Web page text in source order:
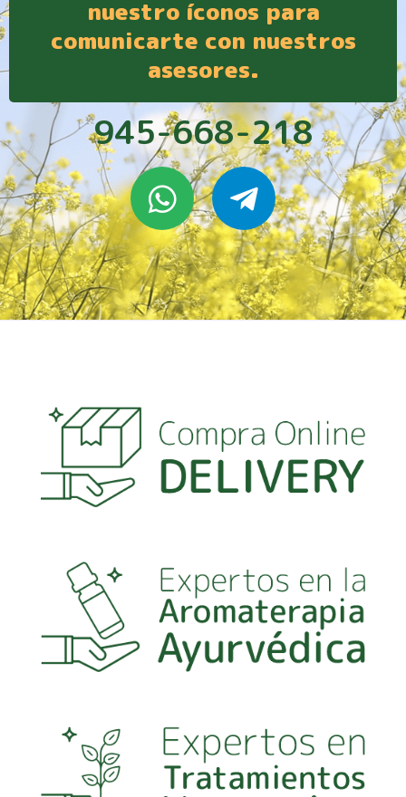
nuestro íconos para
comunicarte con nuestros
asesores.
945-668-218